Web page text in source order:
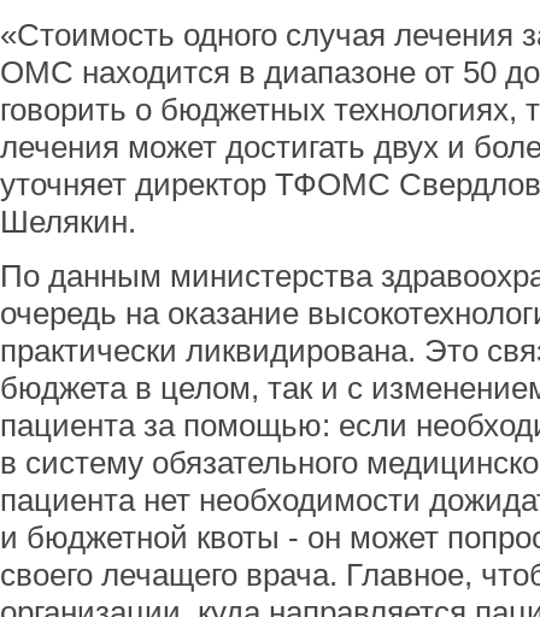
«Стоимость одного случая лечения
ОМС находится в диапазоне от 50
говорить о бюджетных технологиях,
лечения может достигать двух и
уточняет директор ТФОМС
Шелякин.
По данным министерства
очередь на оказание
практически ликвидирована. Это
бюджета в целом, так и с
пациента за помощью: если
в систему обязательного
пациента нет необходимости
и бюджетной квоты - он может
своего лечащего врача. Главное,